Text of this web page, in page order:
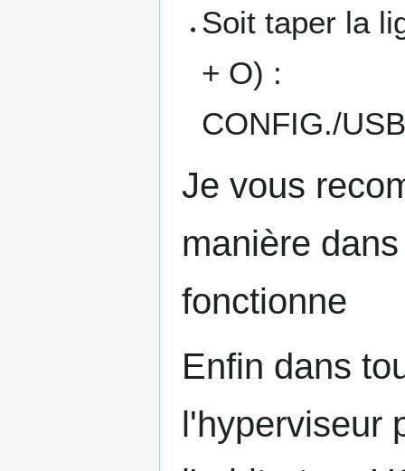
Soit taper la
+ O) :
CONFIG./
Je vous
manière
fonctionne
Enfin dans
l'hyperviseur